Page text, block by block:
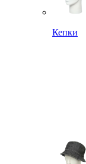
Кепки